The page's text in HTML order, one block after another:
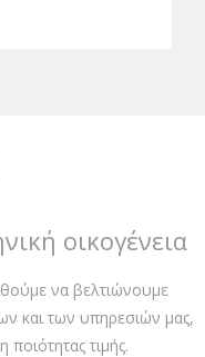
οικογένεια
να βελτιώνουμε
και των υπηρεσιών μας,
τιμής.